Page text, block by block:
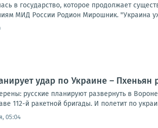
в государство, которое продолжает
МИД России Родион Мирошник. "Украина
удар по Украине – Пхеньян
русские планируют развернуть в
112-й ракетной бригады. И полетит по
05:04